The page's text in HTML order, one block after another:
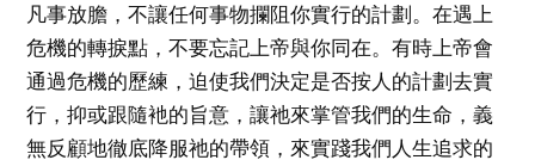
凡事放膽，不讓任何事物攔阻你實行的計劃。在遇上
危機的轉捩點，不要忘記上帝與你同在。有時上帝會
通過危機的歷練，迫使我們決定是否按人的計劃去實
行，抑或跟隨衪的旨意，讓祂來掌管我們的生命，義
無反顧地徹底降服祂的帶領，來實踐我們人生追求的